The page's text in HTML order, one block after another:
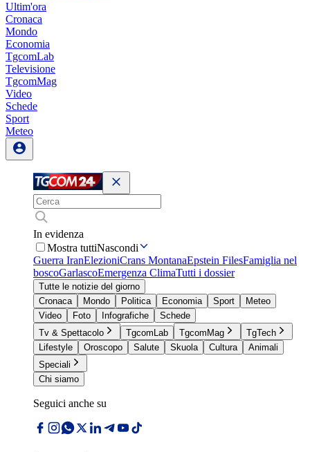
Ultim'ora
Cronaca
Mondo
Economia
TgcomLab
Televisione
TgcomMag
Video
Schede
Sport
Meteo
In evidenza
Mostra tuttiNascondi
Guerra IranElezioniCrans MontanaEpstein FilesFamiglia nel
boscoGarlascoEmergenza ClimaTutti i dossier
Tutte le notizie del giorno
Cronaca
Mondo Politica Economia Sport
Meteo
Video
Foto Infografiche
Schede
Tv & Spettacolo
TgcomLab TgcomMag
TgTech
Lifestyle
Oroscopo Salute Skuola Cultura
Animali
Speciali
Chi siamo
Seguici anche su